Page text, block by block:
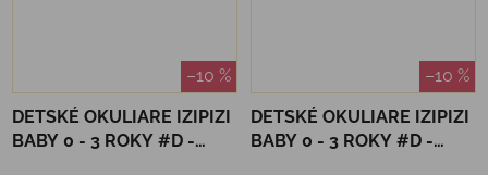
–10 %
DETSKÉ OKULIARE IZIPIZI
BABY 0 - 3 ROKY #D -
–10 %
DETSKÉ OKULIARE IZIPIZI
BABY 0 - 3 ROKY #D -